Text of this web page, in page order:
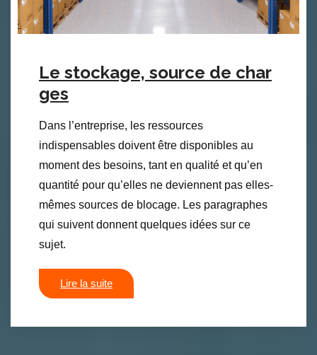
Le stockage, source de char
ges
Dans l’entreprise, les ressources
indispensables doivent être disponibles au
moment des besoins, tant en qualité et qu’en
quantité pour qu’elles ne deviennent pas elles-
mêmes sources de blocage. Les paragraphes
qui suivent donnent quelques idées sur ce
sujet.
Lire la suite